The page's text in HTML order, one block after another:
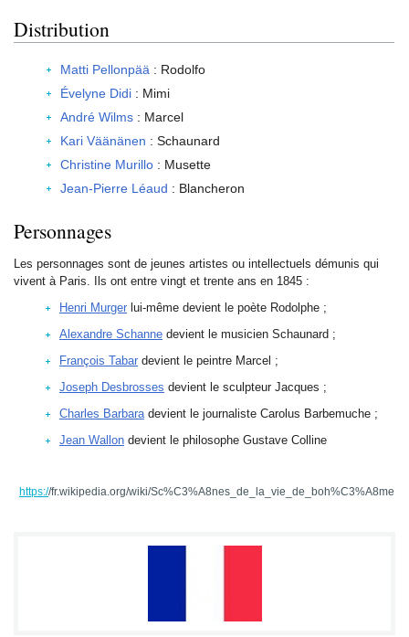
Distribution
Matti Pellonpää : Rodolfo
Évelyne Didi : Mimi
André Wilms : Marcel
Kari Väänänen : Schaunard
Christine Murillo : Musette
Jean-Pierre Léaud : Blancheron
Personnages
Les personnages sont de jeunes artistes ou intellectuels démunis qui
vivent à Paris. Ils ont entre vingt et trente ans en 1845 :
Henri Murger lui-même devient le poète Rodolphe ;
Alexandre Schanne devient le musicien Schaunard ;
François Tabar devient le peintre Marcel ;
Joseph Desbrosses devient le sculpteur Jacques ;
Charles Barbaradevient le journaliste Carolus Barbemuche ;
Jean Wallon devient le philosophe Gustave Colline
https://fr.wikipedia.org/wiki/Sc%C3%A8nes_de_la_vie_de_boh%C3%A8me